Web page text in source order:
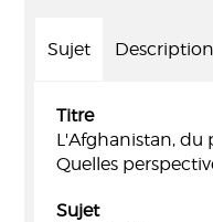
Sujet Description
Titre
L'Afghanistan, du
Quelles
Sujet